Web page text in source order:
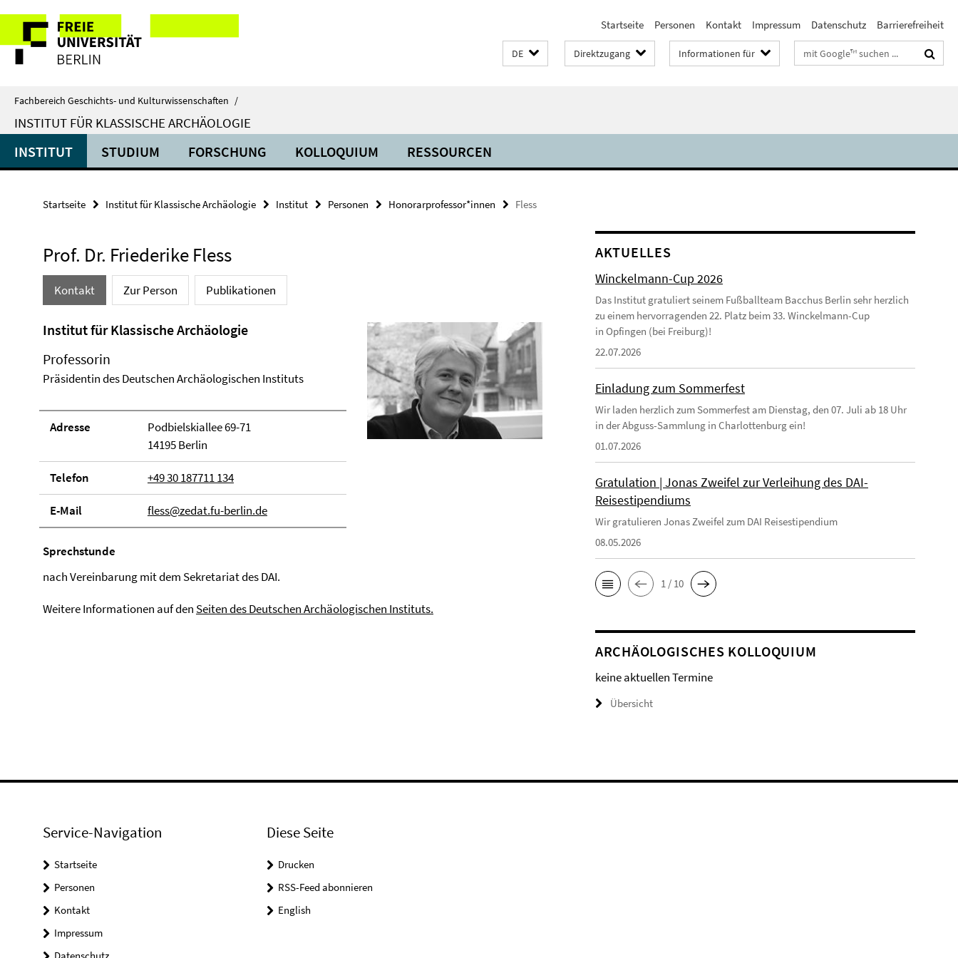
direkt
zu
Inhalt
Service-
Navigation
Startseite Personen Kontakt Impressum Datenschutz Barrierefreiheit
DE Direktzugang Informationen für Suchbegriffe
Fachbereich Geschichts- und Kulturwissenschaften /
INSTITUT FÜR KLASSISCHE ARCHÄOLOGIE
INSTITUT STUDIUM FORSCHUNG KOLLOQUIUM RESSOURCEN
Startseite Institut für Klassische Archäologie Institut Personen Honorarprofessor*innen Fless
Prof. Dr. Friederike Fless
Kontakt Zur Person Publikationen
Institut für Klassische Archäologie
Professorin
Präsidentin des Deutschen Archäologischen Instituts
Adresse
Podbielskiallee 69-71
14195 Berlin
Telefon +49 30 187711 134
E-Mail fless@zedat.fu-berlin.de
Sprechstunde
nach Vereinbarung mit dem Sekretariat des DAI.
Weitere Informationen auf den Seiten des Deutschen Archäologischen Instituts.
AKTUELLES
Winckelmann-Cup 2026
Das Institut gratuliert seinem Fußballteam Bacchus Berlin sehr herzlich
zu einem hervorragenden 22. Platz beim 33. Winckelmann-Cup
in Opfingen (bei Freiburg)!
22.07.2026
Einladung zum Sommerfest
Wir laden herzlich zum Sommerfest am Dienstag, den 07. Juli ab 18 Uhr
in der Abguss-Sammlung in Charlottenburg ein!
01.07.2026
Gratulation | Jonas Zweifel zur Verleihung des DAI-
Reisestipendiums
Wir gratulieren Jonas Zweifel zum DAI Reisestipendium
08.05.2026
1 / 10
ARCHÄOLOGISCHES KOLLOQUIUM
keine aktuellen Termine
Übersicht
Service-Navigation
Startseite
Personen
Kontakt
Impressum
Diese Seite
Drucken
RSS-Feed abonnieren
English